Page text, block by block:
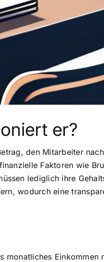
er?
den Mitarbeiter
Faktoren wie
lediglich ihre
wodurch eine
monatliches Einkommen